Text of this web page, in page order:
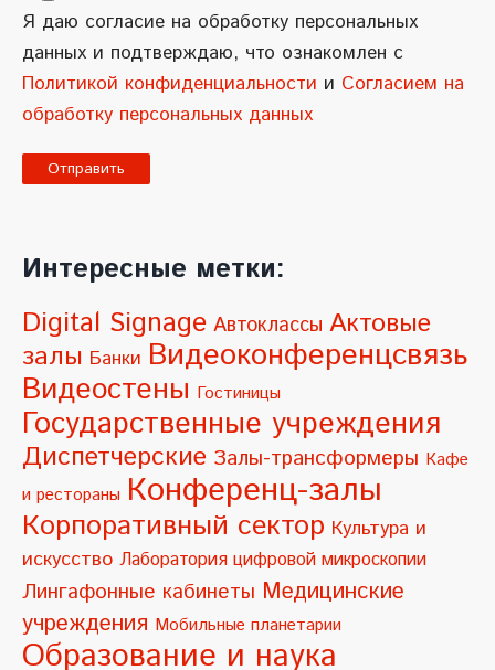
Я даю согласие на обработку персональных
данных и подтверждаю, что ознакомлен с
Политикой конфиденциальности и Согласием на
обработку персональных данных
l
t
e
r
n
a
t
i
v
e
:
Интересные метки:
Digital Signage Автоклассы Актовые
залы Банки Видеоконференцсвязь
Видеостены Гостиницы
Государственные учреждения
Диспетчерские Залы-трансформеры Кафе
и рестораны Конференц-залы
Корпоративный сектор Культура и
искусство Лаборатория цифровой микроскопии
Лингафонные кабинеты Медицинские
учреждения Мобильные планетарии
Образование и наука